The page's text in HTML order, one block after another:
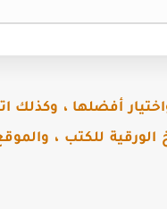
أفضلها ، وكذلك
للكتب ،